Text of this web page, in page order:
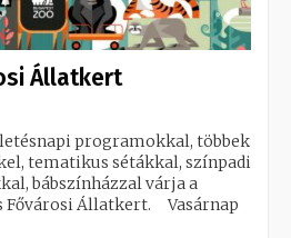
Állatkert
programokkal, többek
tematikus sétákkal, színpadi
bábszínházzal várja a
Fővárosi Állatkert. Vasárnap